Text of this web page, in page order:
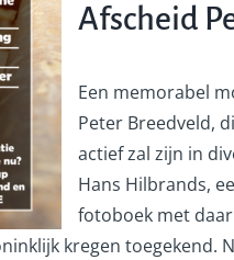
Afscheid
Een memorabel
Peter Breedveld,
actief zal zijn in
Hans Hilbrands,
fotoboek met
kregen toegekend.